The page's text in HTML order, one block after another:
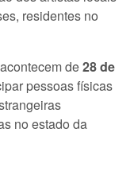
residentes no
de28 de
pessoas físicas
no estado da